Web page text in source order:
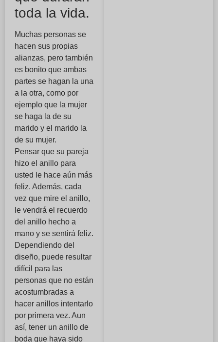
toda la vida.
Muchas personas se
hacen sus propias
alianzas, pero también
es bonito que ambas
partes se hagan la una
a la otra, como por
ejemplo que la mujer
se haga la de su
marido y el marido la
de su mujer.
Pensar que su pareja
hizo el anillo para
usted le hace aún más
feliz. Además, cada
vez que mire el anillo,
le vendrá el recuerdo
del anillo hecho a
mano y se sentirá feliz.
Dependiendo del
diseño, puede resultar
difícil para las
personas que no están
acostumbradas a
hacer anillos intentarlo
por primera vez. Aun
así, tener un anillo de
boda que haya sido